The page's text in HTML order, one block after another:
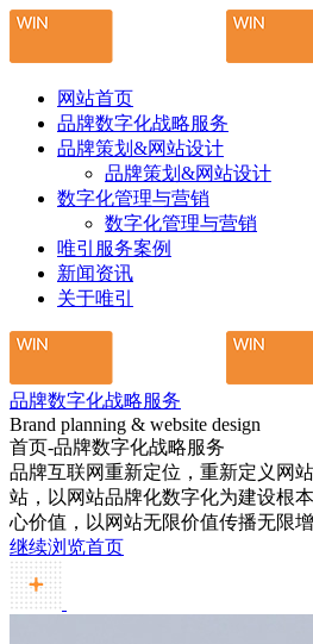
网站首页
品牌数字化战略服务
品牌策划&网站设计
品牌策划&网站设计
数字化管理与营销
数字化管理与营销
唯引服务案例
新闻资讯
关于唯引
品牌数字化战略服务
Brand planning & website design
首页-品牌数字化战略服务
品牌互联网重新定位，重新定义网
站，以网站品牌化数字化为建设根
心价值，以网站无限价值传播无限
继续浏览首页